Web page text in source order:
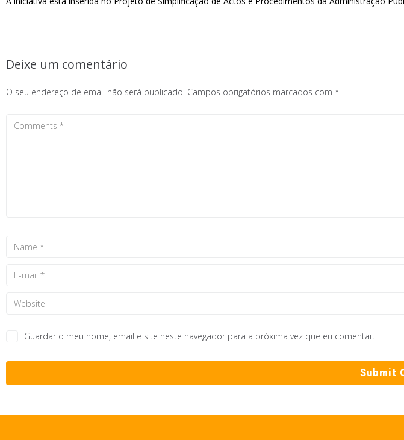
Deixe um comentário
O seu endereço de email não será publicado. Campos obrigatórios marcados com *
Guardar o meu nome, email e site neste navegador para a próxima vez que eu comentar.